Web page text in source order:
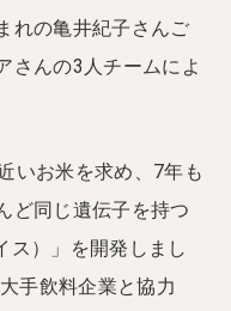
れの亀井紀子さんご
さんの3人チームによ
いお米を求め、7年も
ど同じ遺伝子を持つ
ス）」を開発しまし
手飲料企業と協力